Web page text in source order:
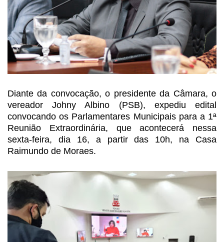
Diante da convocação, o presidente da Câmara, o
vereador Johny Albino (PSB), expediu edital
convocando os Parlamentares Municipais para a 1ª
Reunião Extraordinária, que acontecerá nessa
sexta-feira, dia 16, a partir das 10h, na Casa
Raimundo de Moraes.